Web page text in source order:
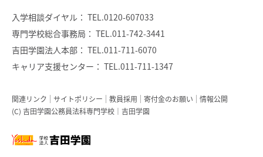
入学相談ダイヤル： TEL.0120-607033
専門学校総合事務局： TEL.011-742-3441
吉田学園法人本部： TEL.011-711-6070
キャリア支援センター： TEL.011-711-1347
関連リンク サイトポリシー 教員採用 寄付金のお願い
情報公開
(C) 吉田学園公務員法科専門学校｜吉田学園